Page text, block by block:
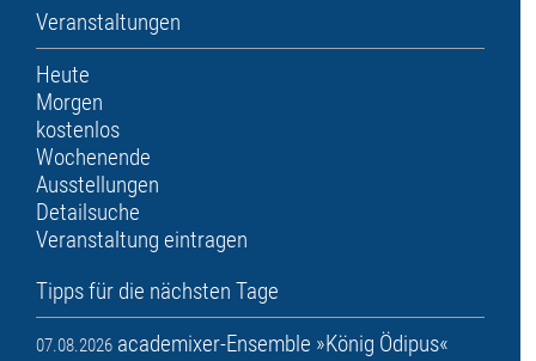
Veranstaltungen
Heute
Morgen
kostenlos
Wochenende
Ausstellungen
Detailsuche
Veranstaltung eintragen
Tipps für die nächsten Tage
07.08.2026 academixer-Ensemble »König Ödipus«